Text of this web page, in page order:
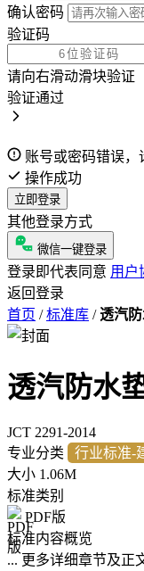
确认密码
验证码
请向右滑动滑块验证
验证通过
账号或密码错误，
操作成功
立即登录
其他登录方式
微信一键登录
登录即代表同意 用户
返回登录
首页 / 标准库 / 透汽
透汽防水
JCT 2291-2014
专业分类
行业标准-
大小 1.06M
标准类别
PDF版
标准内容概览
... 更多详细章节及正